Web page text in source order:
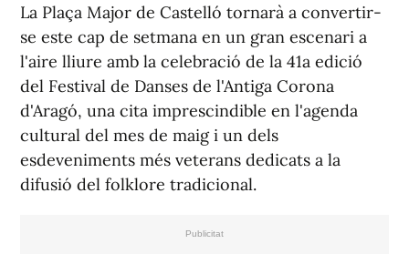
La Plaça Major de Castelló tornarà a convertir-
se este cap de setmana en un gran escenari a
l'aire lliure amb la celebració de la 41a edició
del Festival de Danses de l'Antiga Corona
d'Aragó, una cita imprescindible en l'agenda
cultural del mes de maig i un dels
esdeveniments més veterans dedicats a la
difusió del folklore tradicional.